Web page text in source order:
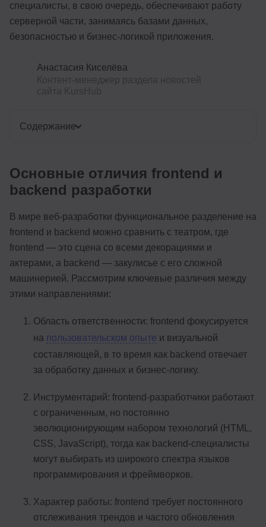
специалисты, в свою очередь, обеспечивают работу
серверной части, занимаясь базами данных,
безопасностью и бизнес-логикой приложения.
Анастасия Киселёва
Содержание
Основные отличия frontend и
backend разработки
В мире веб-разработки функциональное разделение на
frontend и backend можно сравнить с театром, где
frontend — это сцена со всеми декорациями и
актерами, а backend — закулисье с его сложной
машинерией. Рассмотрим ключевые различия между
этими направлениями:
Область ответственности: frontend фокусируется
на пользовательском опыте и визуальной
составляющей, в то время как backend отвечает
за обработку данных и бизнес-логику.
Инструментарий: frontend-разработчики работают
с ограниченным, но постоянно
эволюционирующим набором технологий (HTML,
CSS, JavaScript), тогда как backend-специалисты
могут выбирать из широкого спектра языков
программирования и фреймворков.
Характер работы: frontend требует постоянного
отслеживания трендов и частого обновления